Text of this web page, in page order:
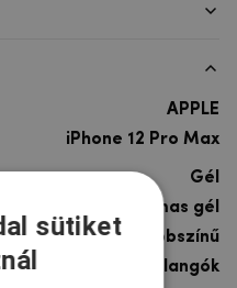
APPLE
iPhone 12 Pro Max
Gél
rugalmas gél
többszínű
Pillangók
sütiket